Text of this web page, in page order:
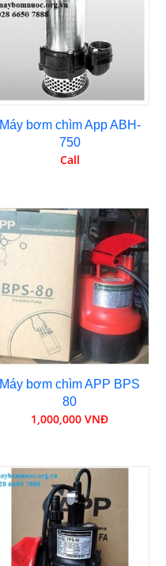
Máy bơm chìm App ABH-
750
Call
Máy bơm chìm APP BPS
80
1,000,000 VNĐ